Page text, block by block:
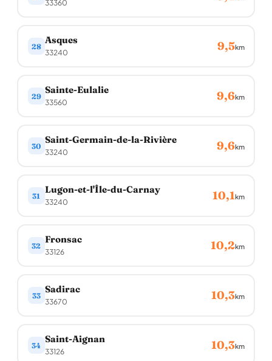
33360
28
Asques
33240 9,5km
29
Sainte-Eulalie
33560 9,6km
30
Saint-Germain-de-la-Rivière
33240 9,6km
31
Lugon-et-l'Île-du-Carnay
33240 10,1km
32
Fronsac
33126 10,2km
33
Sadirac
33670 10,3km
34
Saint-Aignan
33126 10,3km